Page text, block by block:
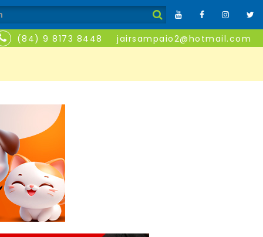
(84) 9 8173 8448 jairsampaio2@hotmail.com